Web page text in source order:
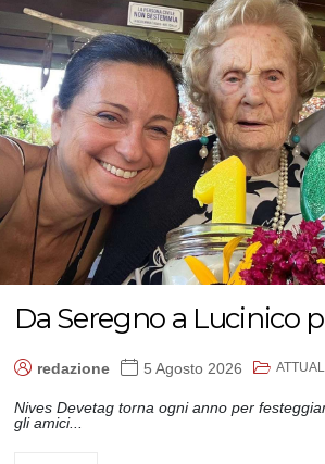
Da Seregno a Lucinico
redazione 5 Agosto 2026
Nives Devetag torna ogni anno per
gli amici...